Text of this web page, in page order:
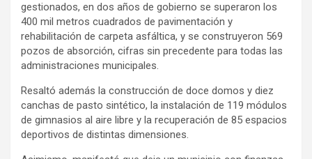
gestionados, en dos años de gobierno se superaron los
400 mil metros cuadrados de pavimentación y
rehabilitación de carpeta asfáltica, y se construyeron 569
pozos de absorción, cifras sin precedente para todas las
administraciones municipales.
Resaltó además la construcción de doce domos y diez
canchas de pasto sintético, la instalación de 119 módulos
de gimnasios al aire libre y la recuperación de 85 espacios
deportivos de distintas dimensiones.